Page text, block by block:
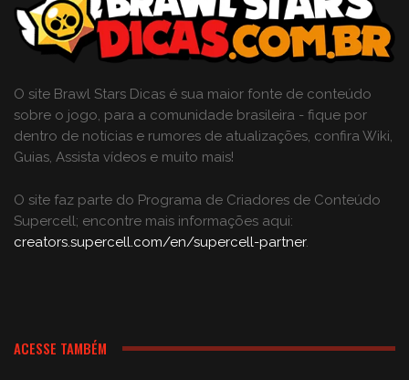
O site Brawl Stars Dicas é sua maior fonte de conteúdo
sobre o jogo, para a comunidade brasileira - fique por
dentro de notícias e rumores de atualizações, confira Wiki,
Guias, Assista vídeos e muito mais!
O site faz parte do Programa de Criadores de Conteúdo
Supercell; encontre mais informações aqui:
creators.supercell.com/en/supercell-partner.
ACESSE TAMBÉM